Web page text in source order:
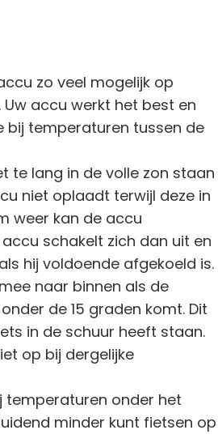
zo veel mogelijk op
accu werkt het best en
bij temperaturen tussen de
te lang in de volle zon staan
niet oplaadt terwijl deze in
weer kan de accu
schakelt zich dan uit en
hij voldoende afgekoeld is.
naar binnen als de
de 15 graden komt. Dit
in de schuur heeft staan.
op bij dergelijke
temperaturen onder het
minder kunt fietsen op